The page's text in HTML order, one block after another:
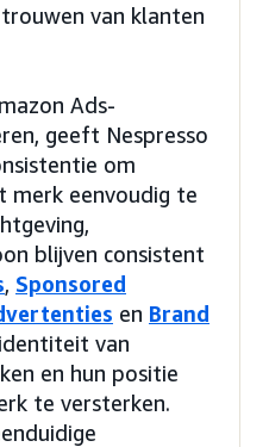
van klanten
Ads-
geeft Nespresso
om
merk eenvoudig te
blijven consistent
, Sponsored
en Brand
van
en hun positie
te versterken.